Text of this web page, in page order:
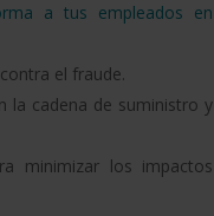
a tus empleados en
el fraude.
la cadena de suministro y
minimizar los impactos